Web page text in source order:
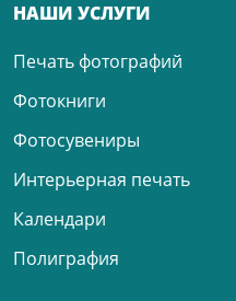
НАШИ УСЛУГИ
Печать фотографий
Фотокниги
Фотосувениры
Интерьерная печать
Календари
Полиграфия